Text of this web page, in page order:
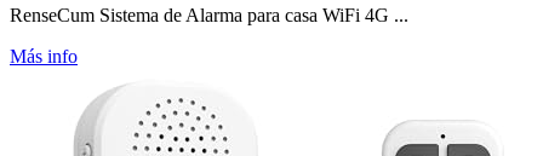
RenseCum Sistema de Alarma para casa WiFi 4G ...
Más info